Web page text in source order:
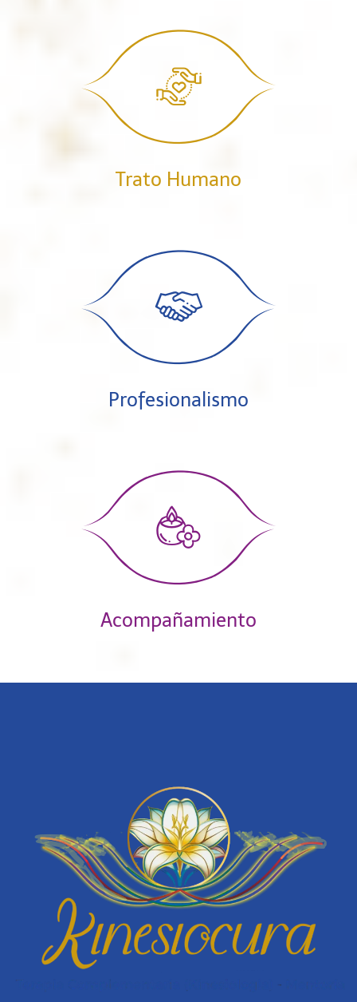
Trato Humano
Profesionalismo
Acompañamiento